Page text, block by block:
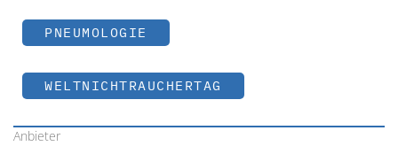
PNEUMOLOGIE
WELTNICHTRAUCHERTAG
Anbieter